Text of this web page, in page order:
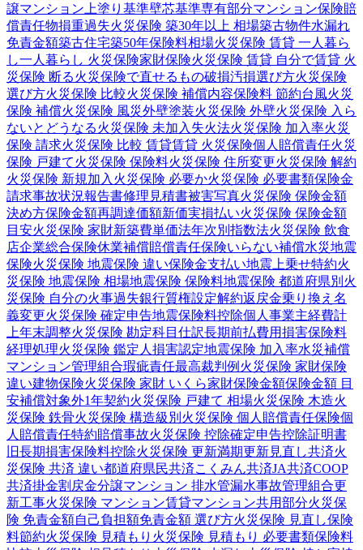
譲マンション 上塗り基準壁芯基準専有部分マンション保険賠
償責任物損重過失火災保険 築30年以上 相場築古物件水漏れ
免責金額築古住宅築50年保険料相場火災保険 賃貸 一人暮ら
し一人暮らし 火災保険家財保険火災保険 賃貸 自分で賃貸 火
災保険 断る火災保険で直せるもの破損汚損選び方火災保険
選び方火災保険 比較火災保険 補償内容保険料 節約台風火災
保険 補償火災保険 風災外壁塗装火災保険 外壁火災保険 入ら
ないとどうなる火災保険 未加入 失火法火災保険 加入率火災
保険 請求火災保険 比較 賃貸賃貸 火災保険個人賠償責任火災
保険 戸建て火災保険 保険料火災保険 住所変更火災保険 解約
火災保険 新規加入 火災保険 必要か火災保険 必要書類保険金
請求事故状況報告書修理見積書被害写真火災保険 保険金額
決め方保険金額再調達価額新価実損払い火災保険 保険金額
目安火災保険 家財新築費単価法年次別指数法火災保険 飲食
店企業総合保険休業補償賠償責任保険いらない補償水災地震
保険火災保険 地震保険 違い保険金支払い地震上乗せ特約火
災保険 地震保険 相場地震保険 保険料地震保険 都道府県別 火
災保険 自分の火事過失銀行質権設定解約返戻金乗り換え 名
義変更火災保険 確定申告地震保険料控除個人事業主経費計
上年末調整火災保険 勘定科目 仕訳長期前払費用損害保険料
経理処理火災保険 鑑定人 損害認定地震保険 加入率水災補償
マンション管理組合瑕疵責任最高裁判例 火災保険 家財保険
違い建物保険火災保険 家財 いくら家財保険金額保険金額 目
安補償対象外1年契約火災保険 戸建て 相場火災保険 木造火
災保険 鉄骨火災保険 構造級別 火災保険 個人賠償責任保険個
人賠償責任特約賠償事故火災保険 控除確定申告控除証明書
旧長期損害保険料控除火災保険 更新満期更新見直し共済火
災保険 共済 違い都道府県民共済こくみん共済JA共済COOP
共済掛金割戻金分譲マンション 排水管漏水事故管理組合更
新工事火災保険 マンション賃貸マンション共用部分火災保
険 免責金額自己負担額免責金額 選び方火災保険 見直し保険
料節約火災保険 見積もり 火災保険 見積もり 必要書類保険料